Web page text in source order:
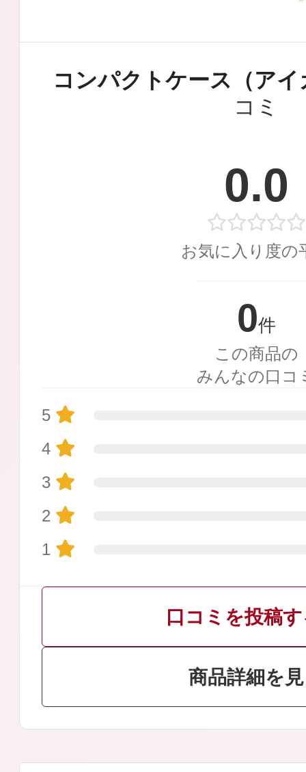
定期お届けサ
スキンケア人気ライン
ドレススノー
ドレスリフト
クレンズオイル
ボディケア
コンパクトケース（アイ
コミ
0.0
お気に入り度の
0件
この商品の
みんなの口コ
5
4
3
2
1
商品詳細を
口コミを投稿